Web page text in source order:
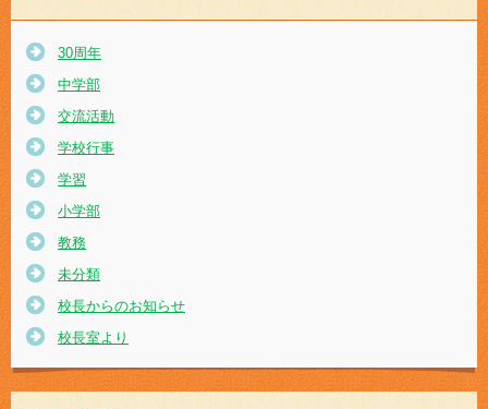
30周年
中学部
交流活動
学校行事
学習
小学部
教務
未分類
校長からのお知らせ
校長室より